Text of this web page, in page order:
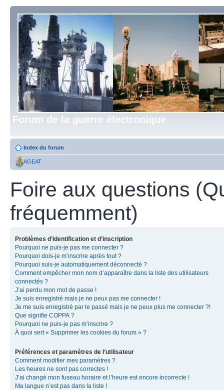
Forum de la guerre électronique
Index du forum
AGEAT
Foire aux questions
fréquemment)
Problèmes d’identification et d’inscription
Pourquoi ne puis-je pas me connecter ?
Pourquoi dois-je m’inscrire après tout ?
Pourquoi suis-je automatiquement déconnecté ?
Comment empêcher mon nom d’apparaître dans la liste des utilisateurs
connectés ?
J’ai perdu mon mot de passe !
Je suis enregistré mais je ne peux pas me connecter !
Je me suis enregistré par le passé mais je ne peux plus me connecter ?!
Que signifie COPPA ?
Pourquoi ne puis-je pas m’inscrire ?
À quoi sert « Supprimer les cookies du forum » ?
Préférences et paramètres de l’utilisateur
Comment modifier mes paramètres ?
Les heures ne sont pas correctes !
J’ai changé mon fuseau horaire et l’heure est encore incorrecte !
Ma langue n’est pas dans la liste !